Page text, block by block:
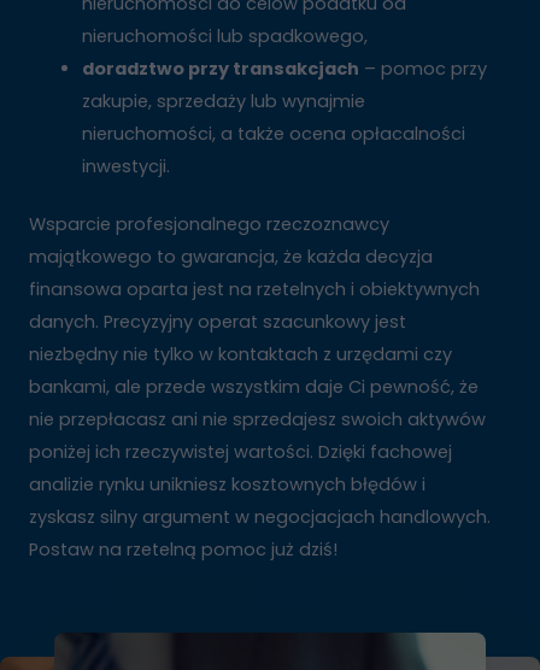
nieruchomości lub spadkowego,
doradztwo przy transakcjach – pomoc przy
zakupie, sprzedaży lub wynajmie
nieruchomości, a także ocena opłacalności
inwestycji.
Wsparcie profesjonalnego rzeczoznawcy
majątkowego to gwarancja, że każda decyzja
finansowa oparta jest na rzetelnych i obiektywnych
danych. Precyzyjny operat szacunkowy jest
niezbędny nie tylko w kontaktach z urzędami czy
bankami, ale przede wszystkim daje Ci pewność, że
nie przepłacasz ani nie sprzedajesz swoich aktywów
poniżej ich rzeczywistej wartości. Dzięki fachowej
analizie rynku unikniesz kosztownych błędów i
zyskasz silny argument w negocjacjach handlowych.
Postaw na rzetelną pomoc już dziś!